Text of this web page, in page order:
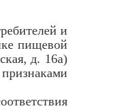
и
пищевой
д. 16а)